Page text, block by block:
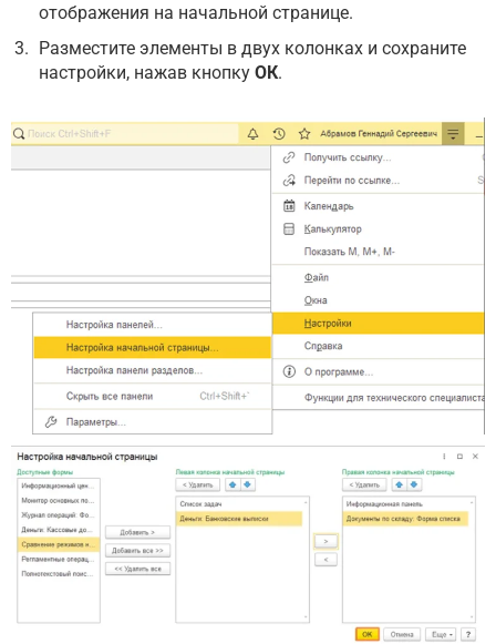
отображения на начальной странице.
Разместите элементы в двух колонках и сохраните
настройки, нажав кнопку ОК.